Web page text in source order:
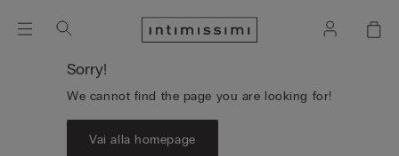
Sorry!
We cannot find the page you are looking for!
Vai alla homepage